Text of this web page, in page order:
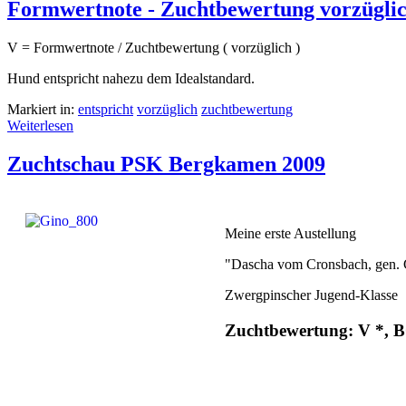
Formwertnote - Zuchtbewertung
V = Formwertnote / Zuchtbewertung ( vorzüglich )
Hund entspricht nahezu dem Idealstandard.
Markiert in: entspricht vorzüglich zuchtbewertung
Weiterlesen
Zuchtschau PSK Bergkamen 2009
Meine erste Austellung
"Dascha vom Cronsbach, gen.
Zwergpinscher Jugend-Klasse
Zuchtbewertung: V *,